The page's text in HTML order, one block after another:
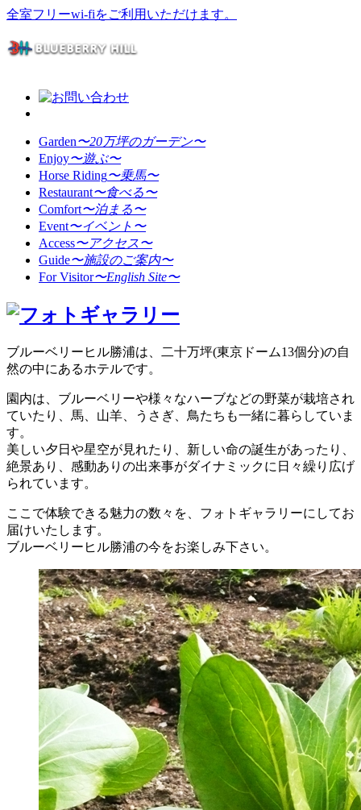
全室フリーwi-fiをご利用いただけます。
Garden〜20万坪のガーデン〜
Enjoy〜遊ぶ〜
Horse Riding〜乗馬〜
Restaurant〜食べる〜
Comfort〜泊まる〜
Event〜イベント〜
Access〜アクセス〜
Guide〜施設のご案内〜
For Visitor〜English Site〜
ブルーベリーヒル勝浦は、二十万坪(東京ドーム13個分)の自
然の中にあるホテルです。
園内は、ブルーベリーや様々なハーブなどの野菜が栽培され
ていたり、馬、山羊、うさぎ、鳥たちも一緒に暮らしていま
す。
美しい夕日や星空が見れたり、新しい命の誕生があったり、
絶景あり、感動ありの出来事がダイナミックに日々繰り広げ
られています。
ここで体験できる魅力の数々を、フォトギャラリーにしてお
届けいたします。
ブルーベリーヒル勝浦の今をお楽しみ下さい。